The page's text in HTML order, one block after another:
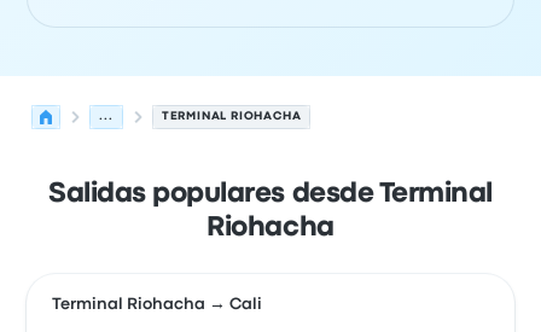
... TERMINAL RIOHACHA
Salidas populares desde Terminal
Riohacha
Terminal Riohacha → Cali